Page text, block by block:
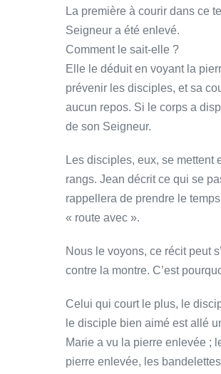
La première à courir dans ce
Seigneur a été enlevé.
Comment le sait-elle ?
Elle le déduit en voyant la
prévenir les disciples, et sa
aucun repos. Si le corps a
de son Seigneur.
Les disciples, eux, se mettent
rangs. Jean décrit ce qui se
rappellera de prendre le
« route avec ».
Nous le voyons, ce récit peut
contre la montre. C’est
Celui qui court le plus, le
le disciple bien aimé est allé
Marie a vu la pierre enlevée ;
pierre enlevée, les